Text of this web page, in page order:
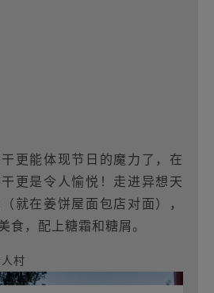
更能体现节日的魔力了，在
更是令人愉悦！走进异想天
就在姜饼屋面包店对面），
食，配上糖霜和糖屑。
村